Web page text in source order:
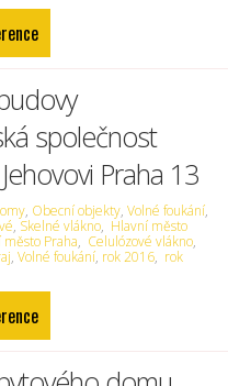
společnost
Praha 13
, Obecní objekty,Volné foukání,
, Skelné vlákno, Hlavní město
Praha, Celulózové vlákno,
,Volné foukání, rok 2016, rok